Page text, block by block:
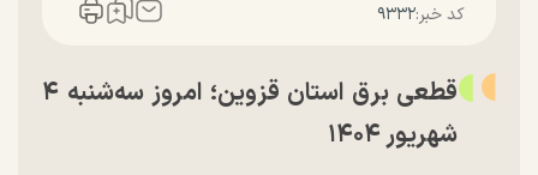
کد خبر:۹۳۳۲
قطعی برق استان قزوین؛ امروز سه‌شنبه ۴
شهریور ۱۴۰۴